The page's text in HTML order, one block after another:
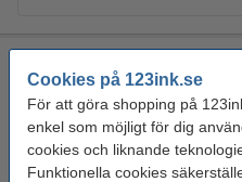
Cookies på 123ink.se
För att göra shopping på
enkel som möjligt för dig
cookies och liknande
Funktionella cookies
999099
Se
i lager